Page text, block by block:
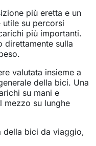
più eretta e un
su percorsi
più importanti.
direttamente sulla
valutata insieme a
della bici. Una
su mani e
mezzo su lunghe
della bici da viaggio,